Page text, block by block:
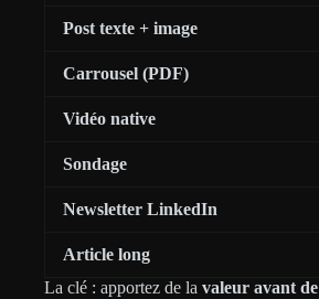
Post texte + image
Carrousel (PDF)
Vidéo native
Sondage
Newsletter LinkedIn
Article long
La clé : apportez de la valeur avant